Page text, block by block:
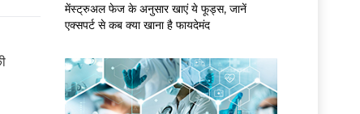
मेंस्ट्रुअल फेज के अनुसार खाएं ये फूड्स, जानें
एक्सपर्ट से कब क्या खाना है फायदेमंद